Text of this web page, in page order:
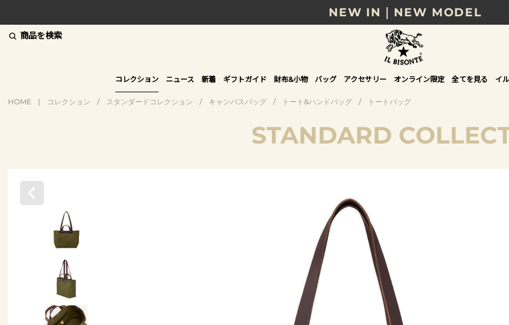
NEW IN｜NEW MODEL
8/17(月)10時まで｜税込11,000円以上で送
贈る相手やシーンから選べる、新しいギフ
NEW IN｜COLOR LEATHER
商品を検索
コレクション ニュース 新着 ギフトガイド 財布&小物 バッグ アクセサリー オンライン限定 全てを見る イ
HOME | コレクション / スタンダードコレクション / キャンバスバッグ / トート&ハンドバッグ / トートバッグ
STANDARD